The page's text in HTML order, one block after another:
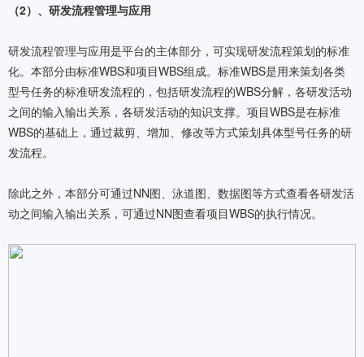
（2）、研发流程管理与应用
研发流程管理与应用是平台的主体部分，可实现研发流程策划的标准
化。本部分由标准WBS和项目WBS组成。标准WBS是用来策划各类
型号任务的标准研发流程的，包括研发流程的WBS分解，各研发活动
之间的输入输出关系，各研发活动的知识支撑。项目WBS是在标准
WBS的基础上，通过裁剪、增加、修改等方式策划具体型号任务的研
发流程。
除此之外，本部分可通过NN图、泳道图、数据图等方式查看各研发活
动之间输入输出关系，可通过NN图查看项目WBS的执行情况。